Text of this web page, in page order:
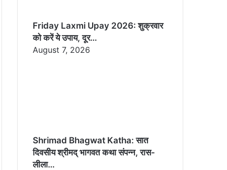
Friday Laxmi Upay 2026: शुक्रवार
को करें ये उपाय, दूर…
August 7, 2026
Shrimad Bhagwat Katha: सात
दिवसीय श्रीमद् भागवत कथा संपन्न, रास-
लीला…